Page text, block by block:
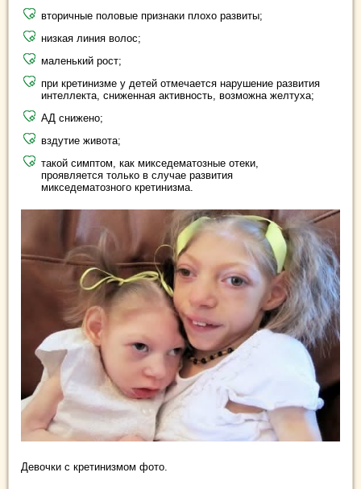
вторичные половые признаки плохо развиты;
низкая линия волос;
маленький рост;
при кретинизме у детей отмечается нарушение развития
интеллекта, сниженная активность, возможна желтуха;
АД снижено;
вздутие живота;
такой симптом, как микседематозные отеки,
проявляется только в случае развития
микседематозного кретинизма.
Девочки с кретинизмом фото.